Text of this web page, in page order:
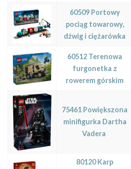
60509 Portowy
pociąg towarowy,
dźwig i ciężarówka
60512 Terenowa
furgonetka z
rowerem górskim
75461 Powiększona
minifigurka Dartha
Vadera
80120 Karp